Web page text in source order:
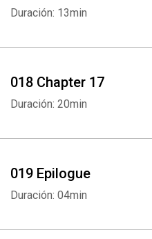
Duración: 13min
018 Chapter 17
Duración: 20min
019 Epilogue
Duración: 04min